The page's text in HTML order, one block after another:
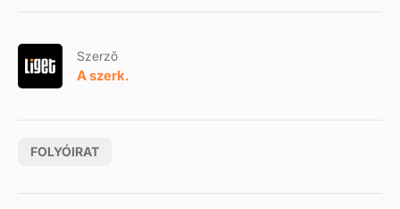
Szerző
A szerk.
FOLYÓIRAT